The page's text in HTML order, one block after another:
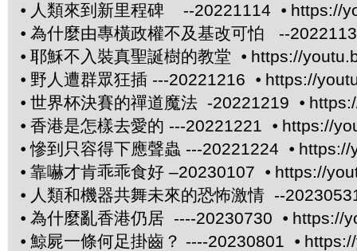
⦁ 人類來到新里程碑 --20221114 ⦁ https://
⦁ 為什麼由專橫政權不及基改可怕 --
⦁ 耶穌不入裝真聖誕樹的教堂 ⦁ https://
⦁ 野人遭群眾狂插 ---20221216 ⦁ https://
⦁ 世界杯決賽的禪道魔法 -20221219 ⦁
⦁ 香港是怎樣去愛的 ---20221221 ⦁ https://
⦁ 慘到只容得下應聲蟲 ---20221224 ⦁ https://
⦁ 靠嚇才肯乖乖食好 –20230107 ⦁ https://
⦁ 人類和機器共舞未來的恐怖激情 --
⦁ 為什麼亂香港仍居 ----20230730 ⦁ https://
⦁ 鯨屍一條何足掛齒？ ----20230801 ⦁